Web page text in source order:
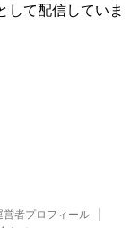
して配信していま
営者プロフィール